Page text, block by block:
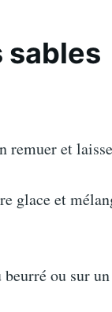
sables
remuer et
glace et
ou sur